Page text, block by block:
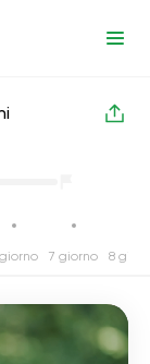
7 giorno 8